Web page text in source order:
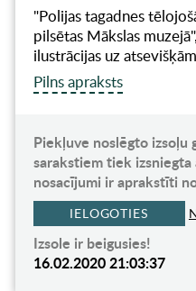
"Polijas tagadnes
pilsētas Mākslas
ilustrācijas uz
Pilns apraksts
Piekļuve noslēgto izsoļu
sarakstiem tiek
nosacījumi ir aprakstīti
IELOGOTIES
Izsole ir beigusies!
16.02.2020 21:03:37